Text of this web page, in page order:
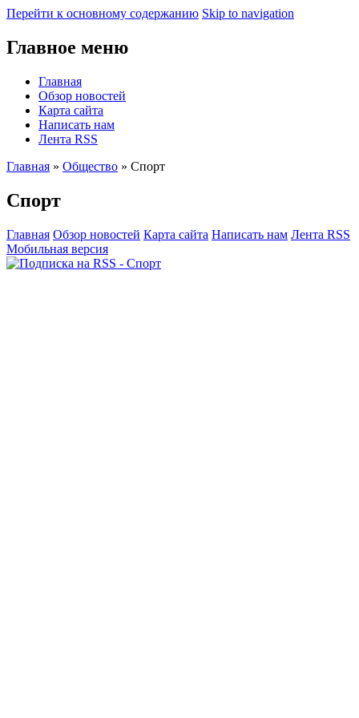
Перейти к основному содержанию Skip to navigation
Главное меню
Главная
Обзор новостей
Карта сайта
Написать нам
Лента RSS
Главная » Общество » Спорт
Спорт
Главная Обзор новостей Карта сайта Написать нам Лента RSS
Мобильная версия